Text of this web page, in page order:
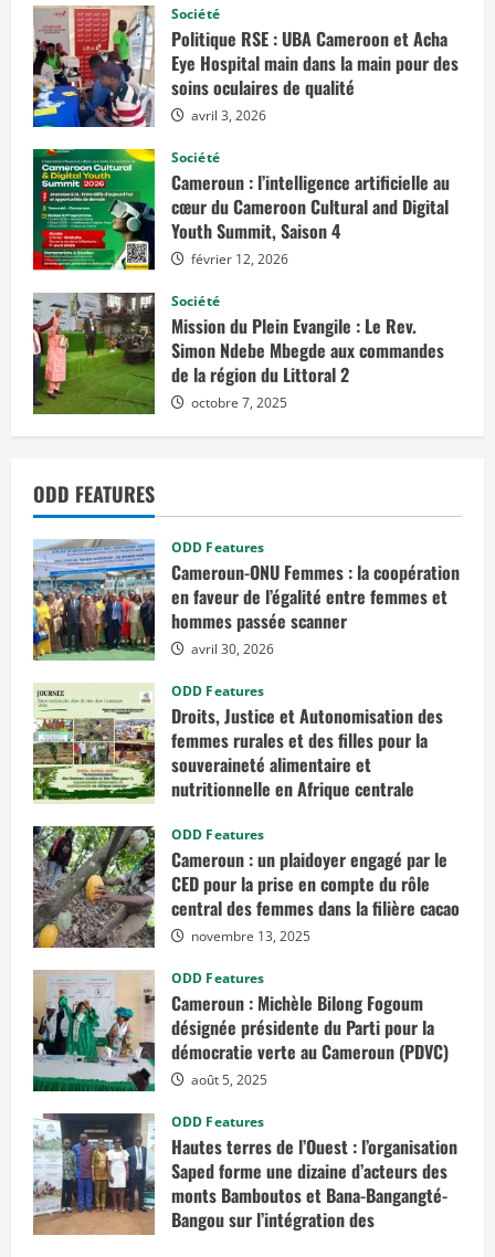
Société
Politique RSE : UBA Cameroon et Acha
Eye Hospital main dans la main pour des
soins oculaires de qualité
avril 3, 2026
Société
Cameroun : l’intelligence artificielle au
cœur du Cameroon Cultural and Digital
Youth Summit, Saison 4
février 12, 2026
Société
Mission du Plein Evangile : Le Rev.
Simon Ndebe Mbegde aux commandes
de la région du Littoral 2
octobre 7, 2025
ODD FEATURES
ODD Features
Cameroun-ONU Femmes : la coopération
en faveur de l’égalité entre femmes et
hommes passée scanner
avril 30, 2026
ODD Features
Droits, Justice et Autonomisation des
femmes rurales et des filles pour la
souveraineté alimentaire et
nutritionnelle en Afrique centrale
ODD Features
Cameroun : un plaidoyer engagé par le
CED pour la prise en compte du rôle
central des femmes dans la filière cacao
novembre 13, 2025
ODD Features
Cameroun : Michèle Bilong Fogoum
désignée présidente du Parti pour la
démocratie verte au Cameroun (PDVC)
août 5, 2025
ODD Features
Hautes terres de l’Ouest : l’organisation
Saped forme une dizaine d’acteurs des
monts Bamboutos et Bana-Bangangté-
Bangou sur l’intégration des